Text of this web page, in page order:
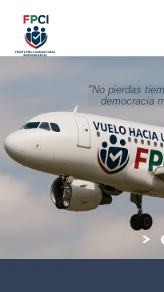
"No pierdas
democracia